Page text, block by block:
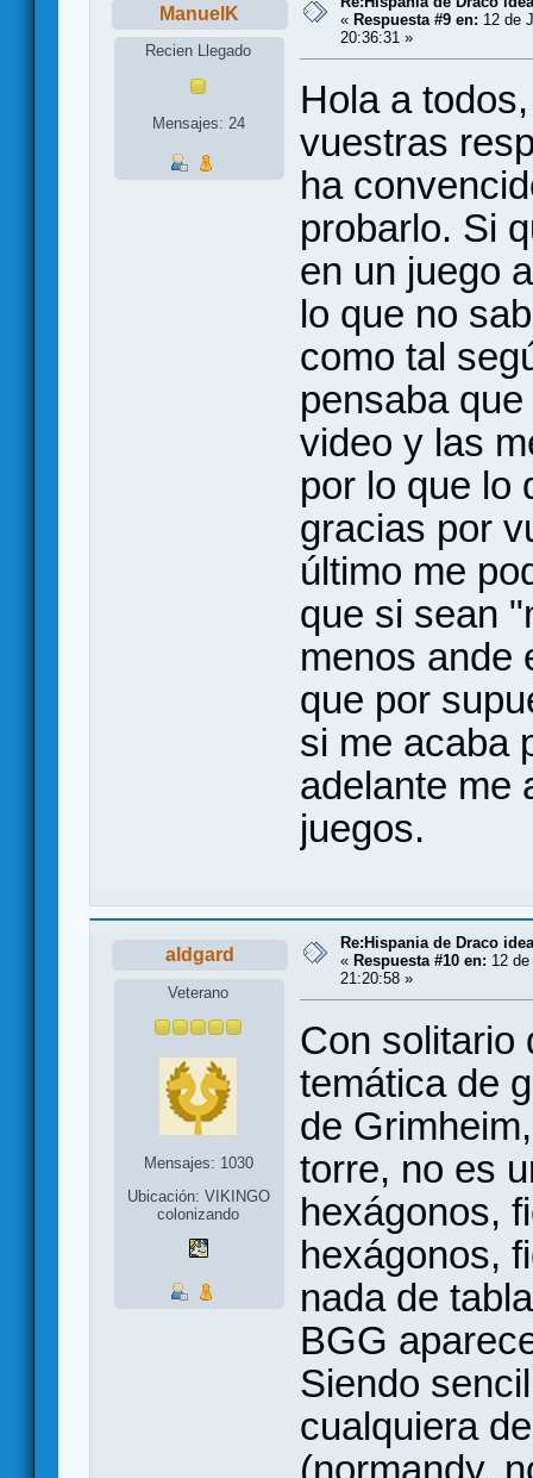
ManuelK
Recien Llegado
Mensajes: 24
« Respuesta #9 en: 12 de
20:36:31 »
Hola a
vuestras
ha
probarlo. Si
en un juego
lo que no
como tal
pensaba
video y las
por lo que lo
gracias por
último me
que si sean
menos ande
que por
si me acaba
adelante me
juegos.
aldgard
Veterano
Mensajes: 1030
Ubicación: VIKINGO
colonizando
Re:Hispania de Draco
« Respuesta #10 en: 12
21:20:58 »
Con solitario
temática de
de
torre, no es
hexágonos,
hexágonos,
nada de
BGG
Siendo
cualquiera
(normandy,